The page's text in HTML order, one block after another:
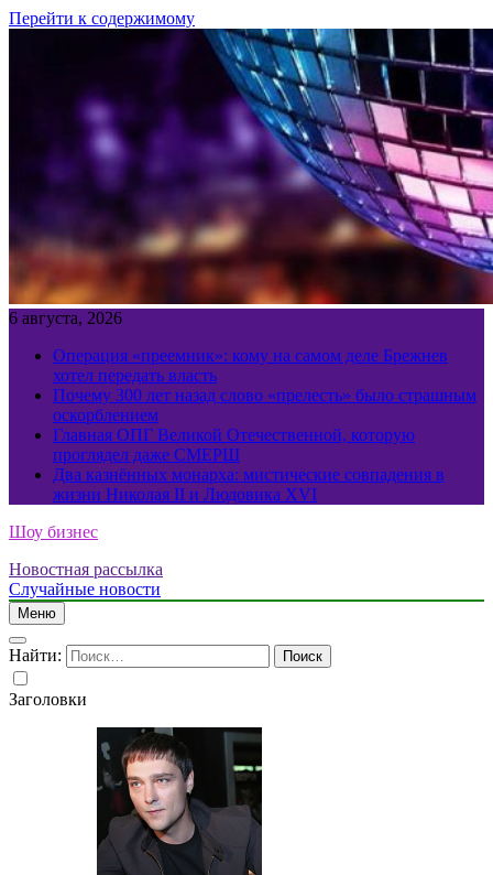
Перейти к содержимому
6 августа, 2026
Операция «преемник»: кому на самом деле Брежнев
хотел передать власть
Почему 300 лет назад слово «прелесть» было страшным
оскорблением
Главная ОПГ Великой Отечественной, которую
проглядел даже СМЕРШ
Два казнённых монарха: мистические совпадения в
жизни Николая II и Людовика XVI
Шоу бизнес
Новостная рассылка
Случайные новости
Меню
Найти:
Заголовки